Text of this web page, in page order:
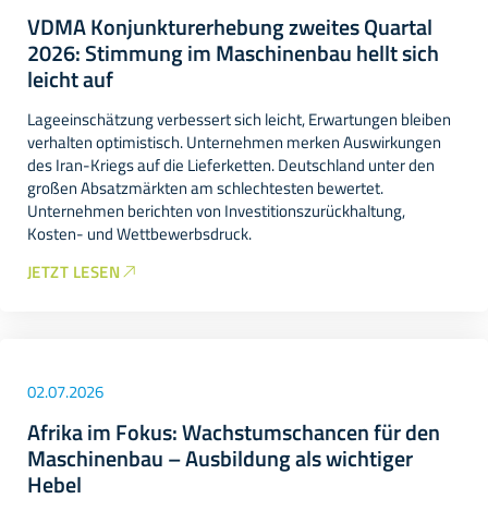
VDMA Konjunkturerhebung zweites Quartal
2026: Stimmung im Maschinenbau hellt sich
leicht auf
Lageeinschätzung verbessert sich leicht, Erwartungen bleiben
verhalten optimistisch. Unternehmen merken Auswirkungen
des Iran-Kriegs auf die Lieferketten. Deutschland unter den
großen Absatzmärkten am schlechtesten bewertet.
Unternehmen berichten von Investitionszurückhaltung,
Kosten- und Wettbewerbsdruck.
JETZT LESEN
02.07.2026
Afrika im Fokus: Wachstumschancen für den
Maschinenbau – Ausbildung als wichtiger
Hebel